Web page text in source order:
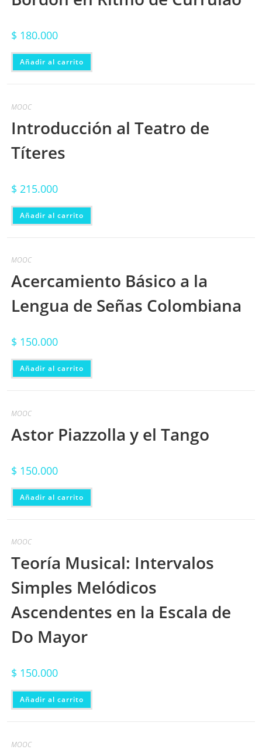
$ 180.000
Añadir al carrito
MOOC
Introducción al Teatro de
Títeres
$ 215.000
Añadir al carrito
MOOC
Acercamiento Básico a la
Lengua de Señas Colombiana
$ 150.000
Añadir al carrito
MOOC
Astor Piazzolla y el Tango
$ 150.000
Añadir al carrito
MOOC
Teoría Musical: Intervalos
Simples Melódicos
Ascendentes en la Escala de
Do Mayor
$ 150.000
Añadir al carrito
MOOC